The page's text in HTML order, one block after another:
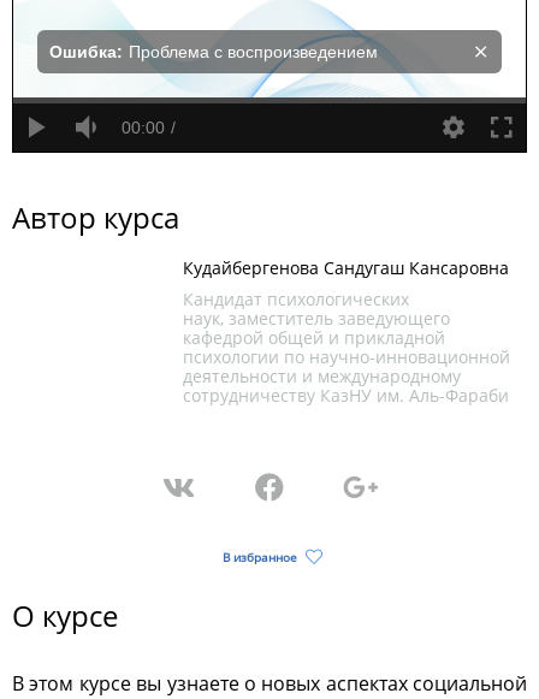
Ошибка: Проблема с воспроизведением
00:00
Автор курса
Кудайбергенова Сандугаш Кансаровна
Кандидат психологических
наук, заместитель заведующего
кафедрой общей и прикладной
психологии по научно-инновационной
деятельности и международному
сотрудничеству КазНУ им. Аль-Фараби
В избранное
О курсе
В этом курсе вы узнаете о новых аспектах социальной